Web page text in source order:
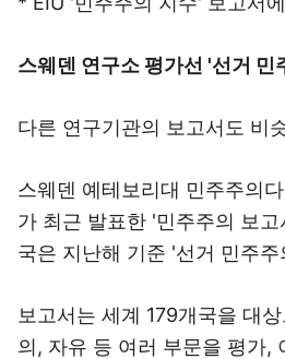
스웨덴 연구소 평가선 '선거 민
다른 연구기관의 보고서도 비
스웨덴 예테보리대 민주주의
가 최근 발표한 '민주주의 보
국은 지난해 기준 '선거 민주
보고서는 세계 179개국을 대
의, 자유 등 여러 부문을 평가,